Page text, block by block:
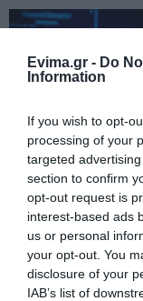
Evima.gr - Do
Information
If you wish to opt-
processing of your
targeted
section to confirm
opt-out request is
interest-based ads
us or personal
your opt-out. You
disclosure of your
IAB’s list of
Νέο επίδομα 600
07.08.2026 | 19:00
Αυτός ο δήμος
στα δικαστήρια
ανεμογεννήτριες
07.08.2026 | 18:40
Τραγική
θαλάσσια
τουρίστα
07.08.2026 | 18:20
Εύβοια: Γυναίκα
θύμα
απάτης –
τρακτέρ που δεν